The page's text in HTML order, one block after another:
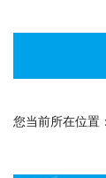
您当前所在位置